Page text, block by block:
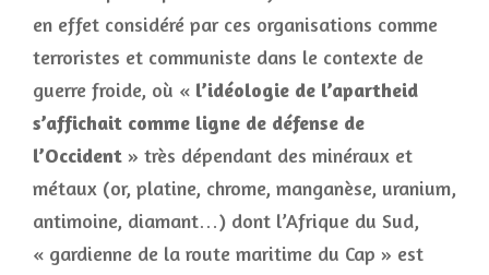
en effet considéré par ces organisations comme
terroristes et communiste dans le contexte de
guerre froide, où « l’idéologie de l’apartheid
s’affichait comme ligne de défense de
l’Occident » très dépendant des minéraux et
métaux (or, platine, chrome, manganèse, uranium,
antimoine, diamant…) dont l’Afrique du Sud,
« gardienne de la route maritime du Cap » est